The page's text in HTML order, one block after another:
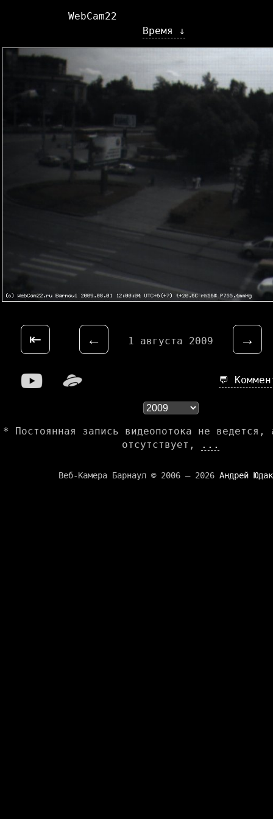
Время ↓
WebCam22
⇤ ← 1 августа 2009 →
💬
* Постоянная запись видеопотока не ведется,
отсутствует,
...
Веб-Камера Барнаул © 2006 — 2026 Андрей